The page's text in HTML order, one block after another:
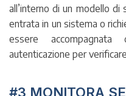
all’interno di un modello di
entrata in un sistema o
essere
autenticazione per
#3 MONITORA